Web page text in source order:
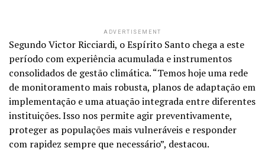
ADVERTISEMENT
Segundo Victor Ricciardi, o Espírito Santo chega a este
período com experiência acumulada e instrumentos
consolidados de gestão climática. “Temos hoje uma rede
de monitoramento mais robusta, planos de adaptação em
implementação e uma atuação integrada entre diferentes
instituições. Isso nos permite agir preventivamente,
proteger as populações mais vulneráveis e responder
com rapidez sempre que necessário”, destacou.